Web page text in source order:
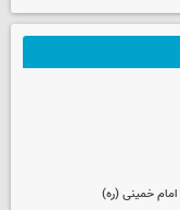
خمینی (ره)